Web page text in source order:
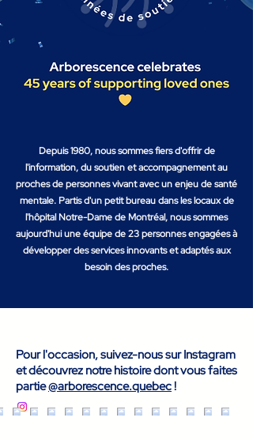
Depuis 1980, nous sommes fiers d'offrir de
l'information, du soutien et accompagnement au
proches de personnes vivant avec un enjeu de santé
mentale. Partis d'un petit bureau dans les locaux de
l'hôpital Notre-Dame de Montréal, nous sommes
aujourd'hui une équipe de 23 personnes engagées à
développer des services innovants et adaptés aux
besoin des proches.
Pour l'occasion, suivez-nous sur Instagram
et découvrez notre histoire dont vous faites
partie@arborescence.quebec!